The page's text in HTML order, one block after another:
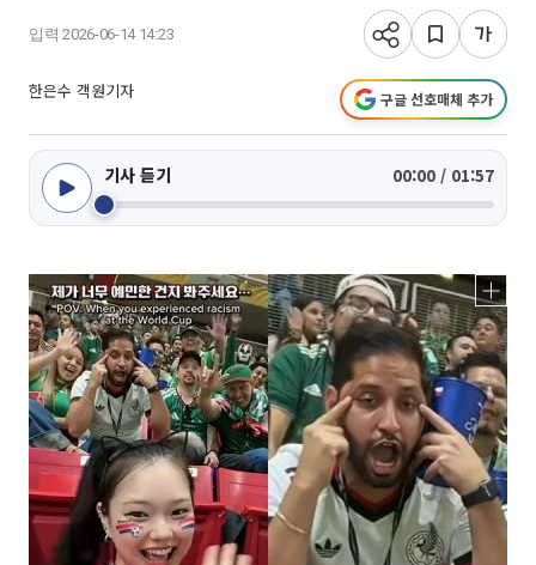
입력 2026-06-14 14:23
한은수 객원기자 구글 선호매체 추가
기사 듣기 00:00 / 01:57